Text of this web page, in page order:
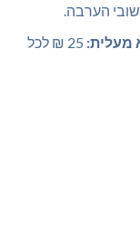
מעלית:
25 ₪ לכל